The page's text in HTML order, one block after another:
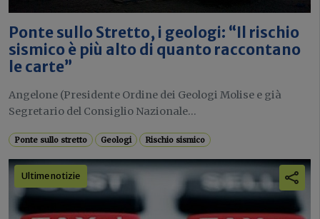
Ponte sullo Stretto, i geologi: “Il rischio
sismico è più alto di quanto raccontano
le carte”
Angelone (Presidente Ordine dei Geologi Molise e già
Segretario del Consiglio Nazionale...
Ponte sullo stretto Geologi Rischio sismico
Ultime notizie